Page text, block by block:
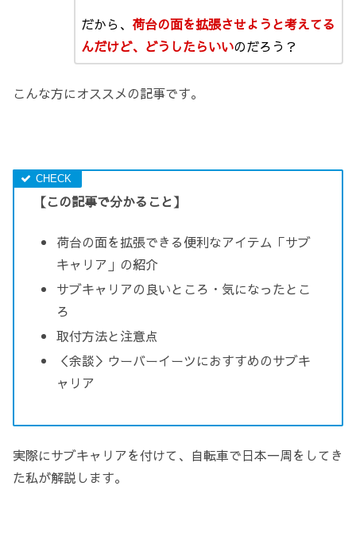
だから、 荷台の面を拡張させようと考えてる
んだけど、どうしたらいいのだろう？
こんな方にオススメの記事です。
【この記事で分かること】
荷台の面を拡張できる便利なアイテム「サブ
キャリア」の紹介
サブキャリアの良いところ・気になったとこ
ろ
取付方法と注意点
＜余談＞ウーバーイーツにおすすめのサブキ
ャリア
実際にサブキャリアを付けて、自転車で日本一周をしてき
た私が解説します。